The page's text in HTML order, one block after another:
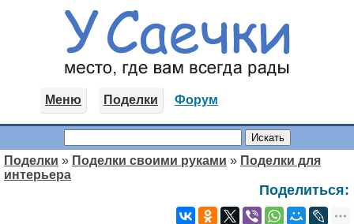
Меню Поделки Форум
Поделки » Поделки своими руками » Поделки для
интерьера
Поделиться: